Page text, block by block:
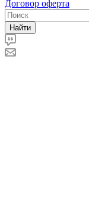
Договор оферта
Найти